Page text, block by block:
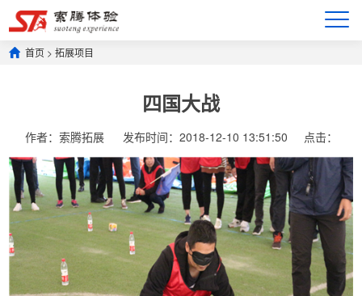
首页 >拓展项目
四国大战
作者：索腾拓展 发布时间：2018-12-10 13:51:50 点击：